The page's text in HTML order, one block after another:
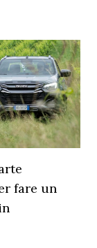
fare un